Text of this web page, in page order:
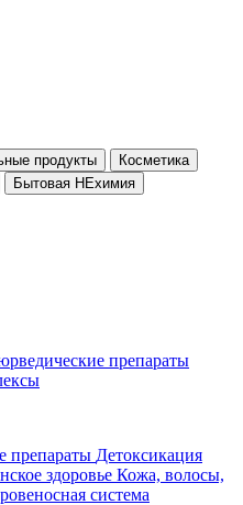
продукты
Косметика
Бытовая НЕхимия
препараты
препараты Детоксикация
здоровье Кожа, волосы,
система